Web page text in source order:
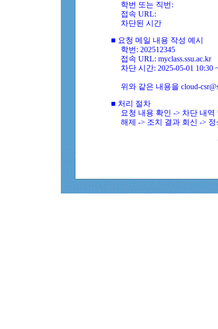
학번 또는 직번:
접속 URL:
차단된 시간
■ 요청 메일 내용 작성 예시
학번: 202512345
접속 URL: myclass.ssu.ac.kr
차단 시간: 2025-05-01 10:30
위와 같은 내용을 cloud-
■ 처리 절차
요청 내용 확인 -> 차단 내
해제 -> 조치 결과 회신 ->